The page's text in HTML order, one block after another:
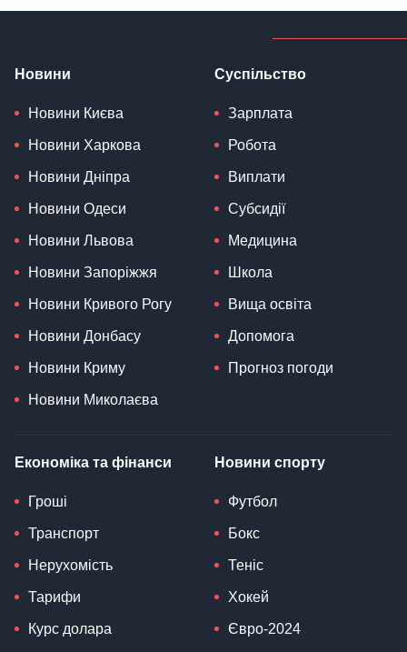
Новини
Новини Києва
Новини Харкова
Новини Дніпра
Новини Одеси
Новини Львова
Новини Запоріжжя
Новини Кривого Рогу
Новини Донбасу
Новини Криму
Новини Миколаєва
Суспільство
Зарплата
Робота
Виплати
Субсидії
Медицина
Школа
Вища освіта
Допомога
Прогноз погоди
Економіка та фінанси
Гроші
Транспорт
Нерухомість
Тарифи
Курс долара
Новини спорту
Футбол
Бокс
Теніс
Хокей
Євро-2024